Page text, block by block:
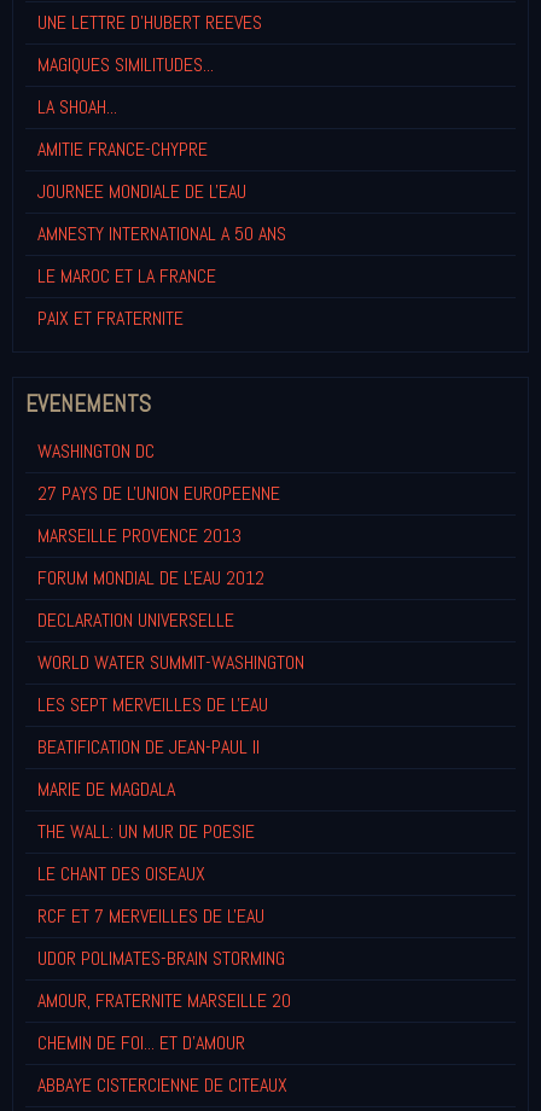
UNE LETTRE D'HUBERT REEVES
MAGIQUES SIMILITUDES...
LA SHOAH...
AMITIE FRANCE-CHYPRE
JOURNEE MONDIALE DE L'EAU
AMNESTY INTERNATIONAL A 50 ANS
LE MAROC ET LA FRANCE
PAIX ET FRATERNITE
EVENEMENTS
WASHINGTON DC
27 PAYS DE L'UNION EUROPEENNE
MARSEILLE PROVENCE 2013
FORUM MONDIAL DE L'EAU 2012
DECLARATION UNIVERSELLE
WORLD WATER SUMMIT-WASHINGTON
LES SEPT MERVEILLES DE L'EAU
BEATIFICATION DE JEAN-PAUL II
MARIE DE MAGDALA
THE WALL: UN MUR DE POESIE
LE CHANT DES OISEAUX
RCF ET 7 MERVEILLES DE L'EAU
UDOR POLIMATES-BRAIN STORMING
AMOUR, FRATERNITE MARSEILLE 20
CHEMIN DE FOI... ET D'AMOUR
ABBAYE CISTERCIENNE DE CITEAUX